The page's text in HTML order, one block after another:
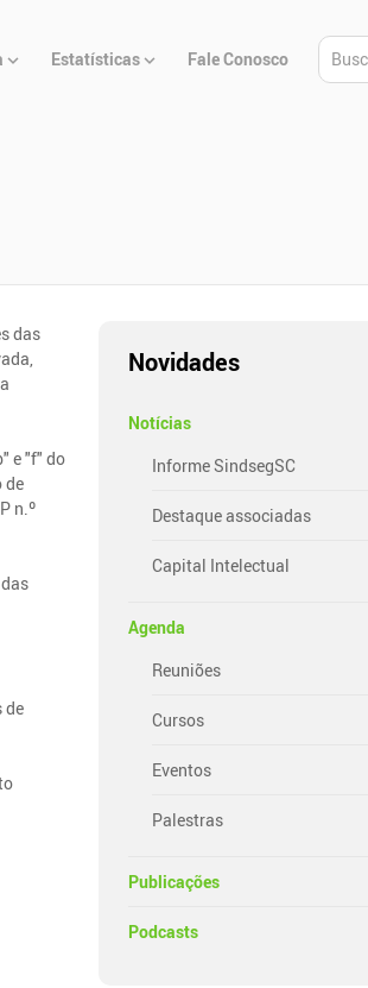
Estatísticas Fale Conosco
das
e "f" do
de
n.º
de
Novidades
Notícias
Informe SindsegSC
Destaque associadas
Capital Intelectual
Agenda
Reuniões
Cursos
Eventos
Palestras
Publicações
Podcasts